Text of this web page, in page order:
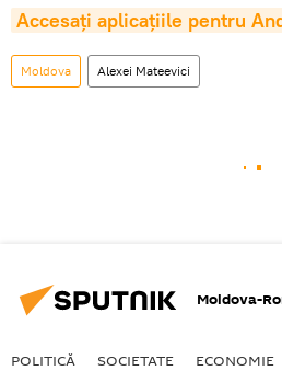
Accesaţi aplicaţiile pentru
Moldova Alexei Mateevici
Moldova-
POLITICĂ SOCIETATE ECONOMIE